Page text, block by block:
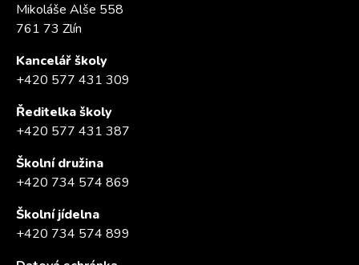
Mikoláše Alše 558
761 73 Zlín
Kancelář školy
+420 577 431 309
Ředitelka školy
+420 577 431 387
Školní družina
+420 734 574 869
Školní jídelna
+420 734 574 899